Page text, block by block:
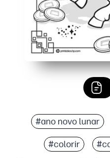
#ano novo lunar
#colorir